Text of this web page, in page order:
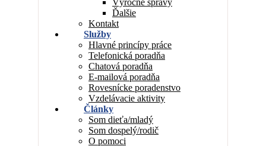
Výročné správy
Ďalšie
Kontakt
Služby
Hlavné princípy práce
Telefonická poradňa
Chatová poradňa
E-mailová poradňa
Rovesnícke poradenstvo
Vzdelávacie aktivity
Články
Som dieťa/mladý
Som dospelý/rodič
O pomoci